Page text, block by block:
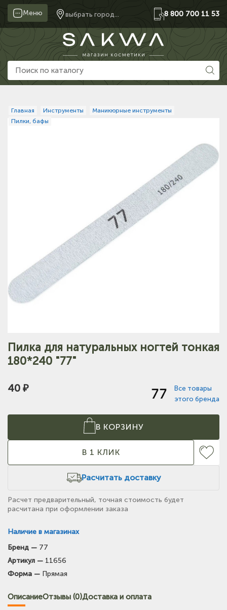
Меню выбрать город... 8 800 700 11 53
Главная Инструменты
Маникюрные инструменты
Пилки, бафы
Пилка для натуральных ногтей тонкая
180*240 "77"
40 ₽
Все товары
этого бренда
В КОРЗИНУ
В 1 КЛИК
Расчитать доставку
Наличие в магазинах
Тел: +7-903-947-9492
Тел: +7-3852-721-001
Бренд — 77
Артикул — 11656
Форма — Прямая
Расчет предварительный, точная стоимость будет
расчитана при оформлении заказа
ОписаниеОтзывы (0)Доставка и оплата